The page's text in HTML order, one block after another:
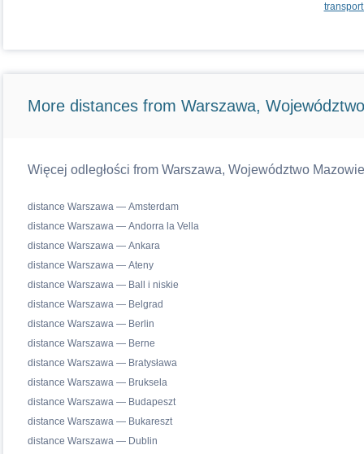
More distances from Warszawa,
Więcej odległości from Warszawa, Województwo
distance Warszawa — Amsterdam
distance Warszawa — Andorra la Vella
distance Warszawa — Ankara
distance Warszawa — Ateny
distance Warszawa — Ball i niskie
distance Warszawa — Belgrad
distance Warszawa — Berlin
distance Warszawa — Berne
distance Warszawa — Bratysława
distance Warszawa — Bruksela
distance Warszawa — Budapeszt
distance Warszawa — Bukareszt
distance Warszawa — Dublin